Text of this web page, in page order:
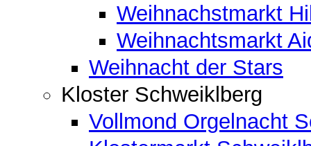
Weihnachstmarkt
Weihnachtsmarkt
Weihnacht der Stars
Kloster Schweiklberg
Vollmond Orgelnacht